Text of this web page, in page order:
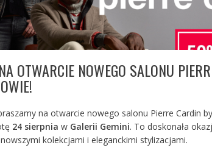
OTWARCIE NOWEGO SALONU
na otwarcie nowego salonu Pierre Cardin
24 sierpnia w Galerii Gemini. To doskonała
kolekcjami i eleganckimi stylizacjami.